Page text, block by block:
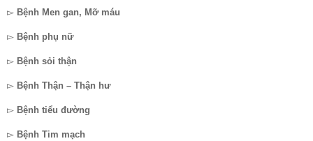
▻ Bệnh Men gan, Mỡ máu
▻ Bệnh phụ nữ
▻ Bệnh sỏi thận
▻ Bệnh Thận – Thận hư
▻ Bệnh tiểu đường
▻ Bệnh Tim mạch